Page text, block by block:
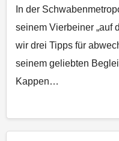
In der
seinem Vierbeiner „auf
wir drei Tipps für
seinem geliebten
Kappen…